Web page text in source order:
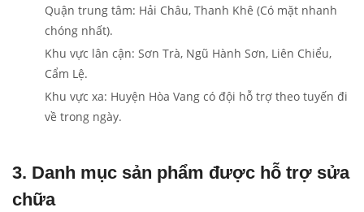
Quận trung tâm: Hải Châu, Thanh Khê (Có mặt nhanh
chóng nhất).
Khu vực lân cận: Sơn Trà, Ngũ Hành Sơn, Liên Chiểu,
Cẩm Lệ.
Khu vực xa: Huyện Hòa Vang có đội hỗ trợ theo tuyến đi
về trong ngày.
3. Danh mục sản phẩm được hỗ trợ sửa
chữa